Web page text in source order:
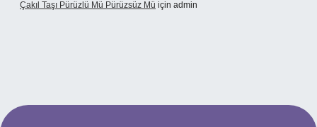
Çakıl Taşı Pürüzlü Mü Pürüzsüz Mü için admin